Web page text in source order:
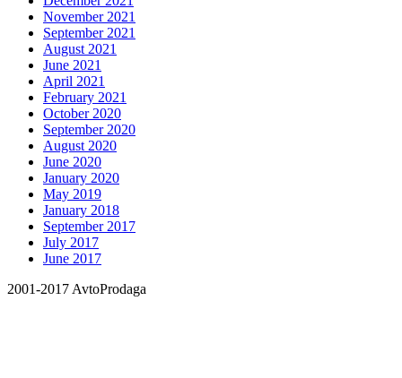
November 2021
September 2021
August 2021
June 2021
April 2021
February 2021
October 2020
September 2020
August 2020
June 2020
January 2020
May 2019
January 2018
September 2017
July 2017
June 2017
2001-2017 AvtoProdaga